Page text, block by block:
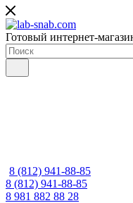
Готовый интернет-
8 (812) 941-88-85
8 (812) 941-88-85
8 981 882 88 28